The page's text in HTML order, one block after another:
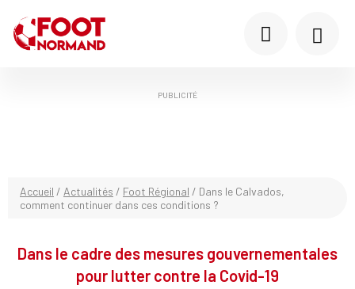
PUBLICITÉ
Accueil / Actualités / Foot Régional / Dans le Calvados,
comment continuer dans ces conditions ?
Dans le cadre des mesures gouvernementales
pour lutter contre la Covid-19